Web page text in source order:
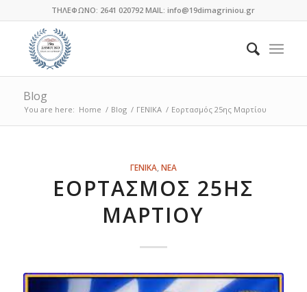
ΤΗΛΕΦΩΝΟ: 2641 020792 MAIL: info@19dimagriniou.gr
Blog
You are here: Home / Blog / ΓΕΝΙΚΑ / Εορτασμός 25ης Μαρτίου
ΓΕΝΙΚΑ, ΝΕΑ
ΕΟΡΤΑΣΜΌΣ 25ΗΣ
ΜΑΡΤΊΟΥ